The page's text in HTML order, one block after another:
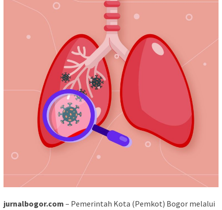
jurnalbogor.com – Pemerintah Kota (Pemkot) Bogor melalui